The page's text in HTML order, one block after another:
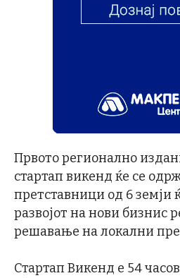
Првото регионално
стартап викенд ќе се
претставници од 6 земји
развојот на нови бизнис
решавање на локални
Стартап Викенд е 54